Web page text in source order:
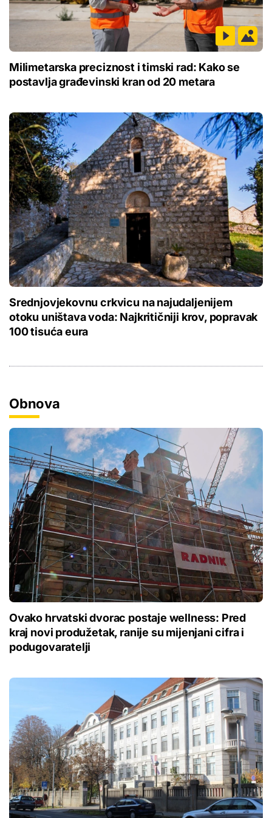
Milimetarska preciznost i timski rad: Kako se
postavlja građevinski kran od 20 metara
Srednjovjekovnu crkvicu na najudaljenijem
otoku uništava voda: Najkritičniji krov, popravak
100 tisuća eura
Obnova
Ovako hrvatski dvorac postaje wellness: Pred
kraj novi produžetak, ranije su mijenjani cifra i
podugovaratelji